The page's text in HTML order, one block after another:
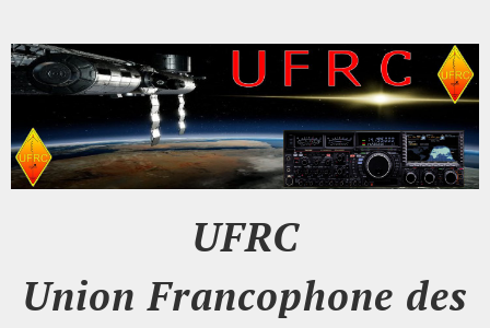
UFRC
Union Francophone des